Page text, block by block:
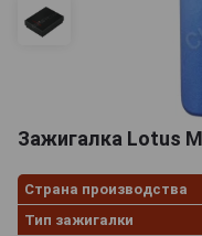
Зажигалка Lotus
Страна производства
Тип зажигалки